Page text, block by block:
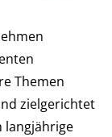
Themen
zielgerichtet
langjährige